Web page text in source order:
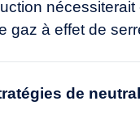
gaz à effet de
de